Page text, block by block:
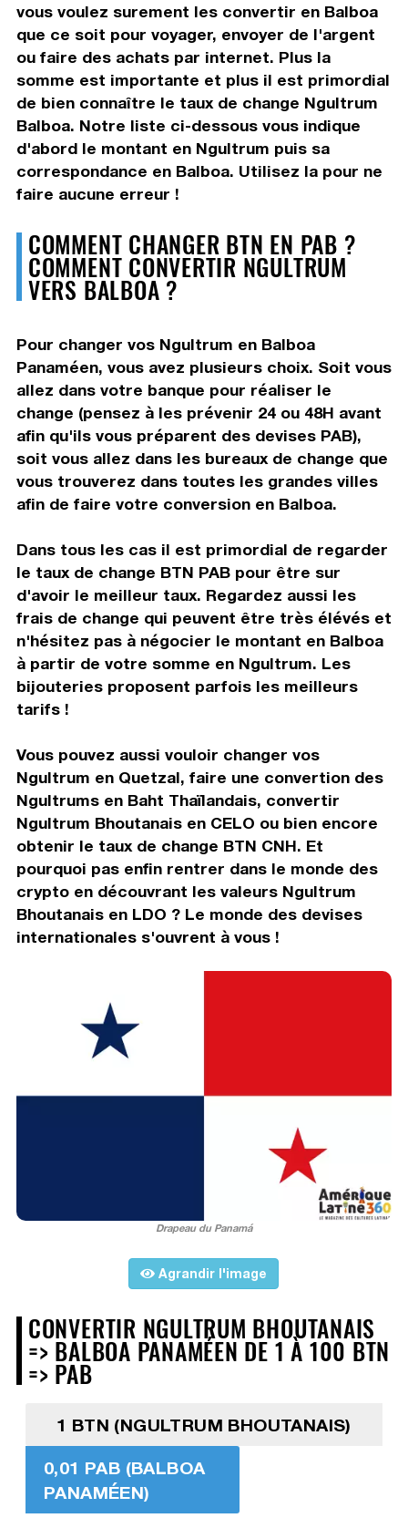
vous voulez surement les convertir en Balboa
que ce soit pour voyager, envoyer de l'argent
ou faire des achats par internet. Plus la
somme est importante et plus il est primordial
de bien connaître le taux de change Ngultrum
Balboa. Notre liste ci-dessous vous indique
d'abord le montant en Ngultrum puis sa
correspondance en Balboa. Utilisez la pour ne
faire aucune erreur !
COMMENT CHANGER BTN EN PAB ?
COMMENT CONVERTIR NGULTRUM
VERS BALBOA ?
Pour changer vos Ngultrum en Balboa
Panaméen, vous avez plusieurs choix. Soit vous
allez dans votre banque pour réaliser le
change (pensez à les prévenir 24 ou 48H avant
afin qu'ils vous préparent des devises PAB),
soit vous allez dans les bureaux de change que
vous trouverez dans toutes les grandes villes
afin de faire votre conversion en Balboa.
Dans tous les cas il est primordial de regarder
le taux de change BTN PAB pour être sur
d'avoir le meilleur taux. Regardez aussi les
frais de change qui peuvent être très élévés et
n'hésitez pas à négocier le montant en Balboa
à partir de votre somme en Ngultrum. Les
bijouteries proposent parfois les meilleurs
tarifs !
Vous pouvez aussi vouloir changer vos
Ngultrum en Quetzal, faire une convertion des
Ngultrums en Baht Thaïlandais, convertir
Ngultrum Bhoutanais en CELO ou bien encore
obtenir le taux de change BTN CNH. Et
pourquoi pas enfin rentrer dans le monde des
crypto en découvrant les valeurs Ngultrum
Bhoutanais en LDO ? Le monde des devises
internationales s'ouvrent à vous !
Drapeau du Panamá
Agrandir l'image
CONVERTIR NGULTRUM BHOUTANAIS
=> BALBOA PANAMÉEN DE 1 À 100 BTN
=> PAB
1 BTN (NGULTRUM BHOUTANAIS)
0,01 PAB (BALBOA
PANAMÉEN)